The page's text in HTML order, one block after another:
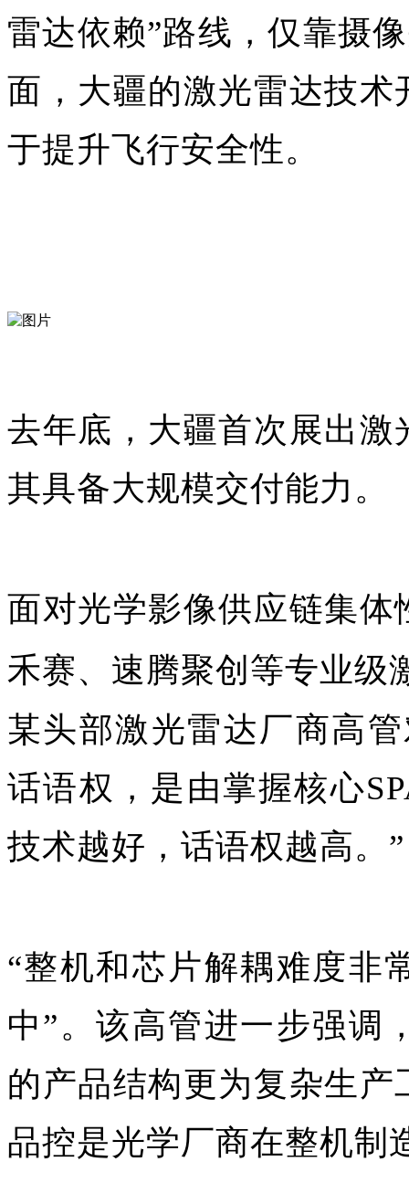
雷达依赖”‌路线，仅靠摄
面，大疆的激光雷达技
于提升飞行安全性。
去年底，大疆首次展出
其具备大规模交付能力。
面对光学影像供应链集
禾赛、速腾聚创等专业级
某头部激光雷达厂商高
话语权，是由掌握核心
技术越好，话语权越高。”
“整机和芯片解耦难度非
中”。该高管进一步强调
的产品结构更为复杂生
品控是光学厂商在整机制